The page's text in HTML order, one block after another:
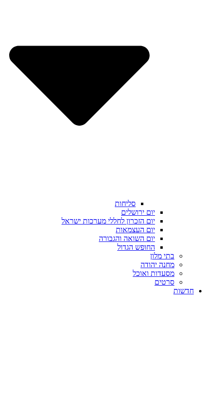
סליחות
יום ירושלים
יום הזכרון לחללי מערכות ישראל
יום העצמאות
יום השואה והגבורה
החופש הגדול
בתי מלון
מחנה יהודה
מסעדות ואוכל
סרטים
חדשות